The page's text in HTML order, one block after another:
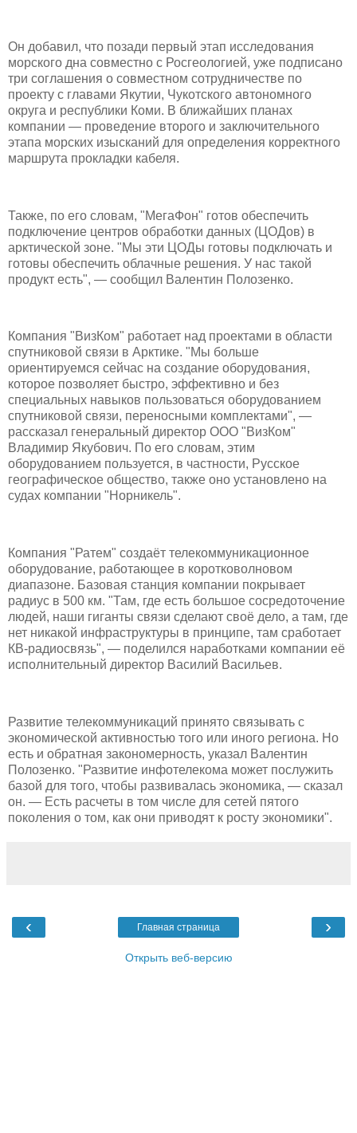
Он добавил, что позади первый этап исследования
морского дна совместно с Росгеологией, уже подписано
три соглашения о совместном сотрудничестве по
проекту с главами Якутии, Чукотского автономного
округа и республики Коми. В ближайших планах
компании — проведение второго и заключительного
этапа морских изысканий для определения корректного
маршрута прокладки кабеля.
Также, по его словам, "МегаФон" готов обеспечить
подключение центров обработки данных (ЦОДов) в
арктической зоне. "Мы эти ЦОДы готовы подключать и
готовы обеспечить облачные решения. У нас такой
продукт есть", — сообщил Валентин Полозенко.
Компания "ВизКом" работает над проектами в области
спутниковой связи в Арктике. "Мы больше
ориентируемся сейчас на создание оборудования,
которое позволяет быстро, эффективно и без
специальных навыков пользоваться оборудованием
спутниковой связи, переносными комплектами", —
рассказал генеральный директор ООО "ВизКом"
Владимир Якубович. По его словам, этим
оборудованием пользуется, в частности, Русское
географическое общество, также оно установлено на
судах компании "Норникель".
Компания "Ратем" создаёт телекоммуникационное
оборудование, работающее в коротковолновом
диапазоне. Базовая станция компании покрывает
радиус в 500 км. "Там, где есть большое сосредоточение
людей, наши гиганты связи сделают своё дело, а там, где
нет никакой инфраструктуры в принципе, там сработает
КВ-радиосвязь", — поделился наработками компании её
исполнительный директор Василий Васильев.
Развитие телекоммуникаций принято связывать с
экономической активностью того или иного региона. Но
есть и обратная закономерность, указал Валентин
Полозенко. "Развитие инфотелекома может послужить
базой для того, чтобы развивалась экономика, — сказал
он. — Есть расчеты в том числе для сетей пятого
поколения о том, как они приводят к росту экономики".
‹ ›
Главная страница
Открыть веб-версию